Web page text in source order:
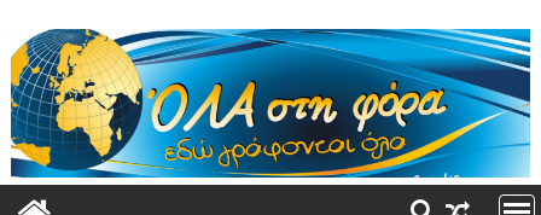
στο
περιεχόμενο